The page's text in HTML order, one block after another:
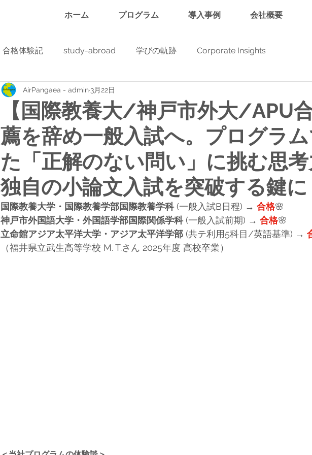
ホーム プログラム 導入事例 会社概要
合格体験記 study-abroad 学びの軌跡 Corporate Insights
【国際教養大/神戸市外大/APU
薦を辞め一般入試へ。プログラ
た「正解のない問い」に挑む思
独自の小論文入試を突破する鍵に
AirPangaea - admin 3月22日
国際教養大学 ・ 国際教養学部国際教養学科 (一般入試B日程) → 合格🌸
神戸市外国語大学・外国語学部国際関係学科 (一般入試前期) → 合格🌸
立命館アジア太平洋大学・アジア太平洋学部 (共テ利用5科目/英語基準) →
（福井県立武生高等学校 M. T.さん 2025年度 高校卒業）